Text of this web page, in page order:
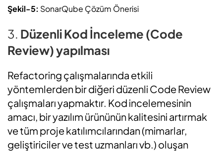
Şekil-5: SonarQube Çözüm Önerisi
3. Düzenli Kod İnceleme (Code
Review) yapılması
Refactoring çalışmalarında etkili
yöntemlerden bir diğeri düzenli Code Review
çalışmaları yapmaktır. Kod incelemesinin
amacı, bir yazılım ürününün kalitesini artırmak
ve tüm proje katılımcılarından (mimarlar,
geliştiriciler ve test uzmanları vb.) oluşan